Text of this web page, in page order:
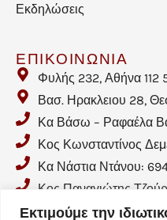
Εκτιμούμε την
Εκδηλώσεις
ΕΠΙΚΟΙΝΩΝΙΑ
Φυλής 232, Αθήνα 112
Βασ. Ηρακλειου 28,
Κα Βάσω – Ραφαέλα
Κος Κωνσταντίνος
Κα Νάστια Ντάνου:
Κος Παναγιώτης
Email: